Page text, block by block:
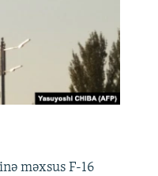
məxsus F-16